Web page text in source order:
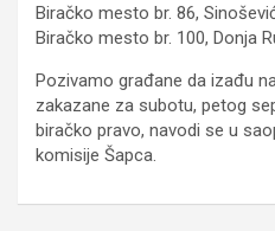
Biračko mesto br. 86,
Biračko mesto br. 100, Donja
Pozivamo građane da izađu
zakazane za subotu, petog
biračko pravo, navodi se u
komisije Šapca.